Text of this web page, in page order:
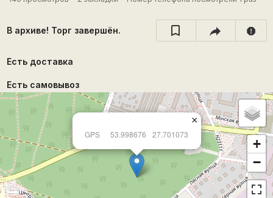
В архиве! Торг завершён. report
Есть доставка
Есть самовывоз
GPS 53.998676 27.701073
×
+
−